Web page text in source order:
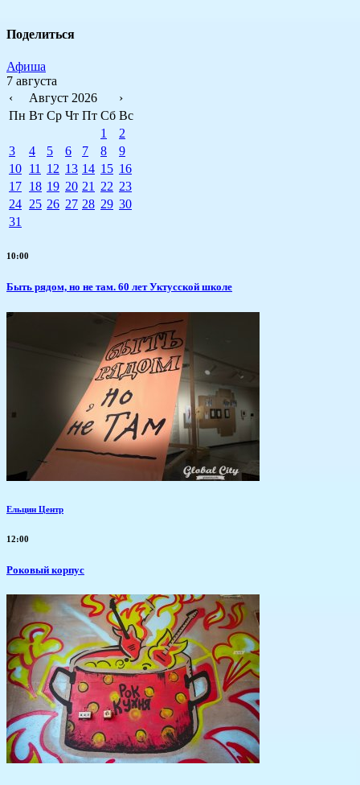
Поделиться
Афиша
7 августа
‹
Август 2026
›
Пн Вт Ср Чт Пт Сб Вс
1
2
3
4 5 6 7 8
9
10 11 12 13 14 15 16
17 18 19 20 21 22 23
24 25 26 27 28 29 30
31
10:00
Быть рядом, но не там. 60 лет Уктусской школе
Ельцин Центр
12:00
Роковый корпус